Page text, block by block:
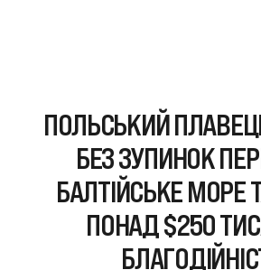
ПОЛЬСЬКИЙ
БЕЗ ЗУПИНОК
БАЛТІЙСЬКЕ МОРЕ
ПОНАД $250